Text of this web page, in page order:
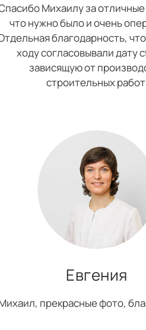
Михаилу за
что нужно было и очень
благодарность,
ходу согласовывали дату
зависящую от
строительных
Евгения
прекрасные фото,